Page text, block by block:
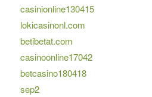
casinionline130415
lokicasinonl.com
betibetat.com
casinoonline17042
betcasino180418
sep2